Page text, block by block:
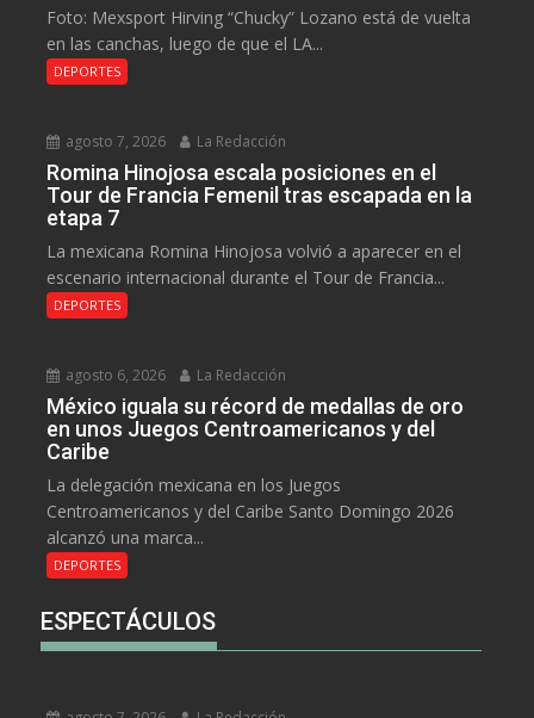
Foto: Mexsport Hirving “Chucky” Lozano está de vuelta
en las canchas, luego de que el LA...
DEPORTES
agosto 7, 2026 La Redacción
Romina Hinojosa escala posiciones en el
Tour de Francia Femenil tras escapada en la
etapa 7
La mexicana Romina Hinojosa volvió a aparecer en el
escenario internacional durante el Tour de Francia...
DEPORTES
agosto 6, 2026 La Redacción
México iguala su récord de medallas de oro
en unos Juegos Centroamericanos y del
Caribe
La delegación mexicana en los Juegos
Centroamericanos y del Caribe Santo Domingo 2026
alcanzó una marca...
DEPORTES
ESPECTÁCULOS